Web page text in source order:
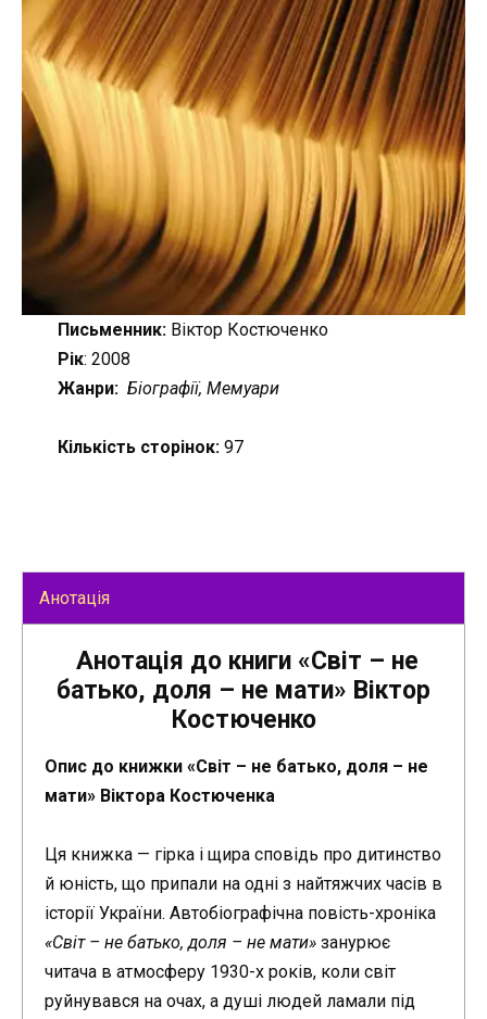
Письменник:Віктор Костюченко
Рік: 2008
Жанри: Біографії, Мемуари
Кількість сторінок:97
Анотація
Анотація до книги «Світ – не
батько, доля – не мати» Віктор
Костюченко
Опис до книжки «Світ – не батько, доля – не
мати» Віктора Костюченка
Ця книжка — гірка і щира сповідь про дитинство
й юність, що припали на одні з найтяжчих часів в
історії України. Автобіографічна повість-хроніка
«Світ – не батько, доля – не мати» занурює
читача в атмосферу 1930-х років, коли світ
руйнувався на очах, а душі людей ламали під